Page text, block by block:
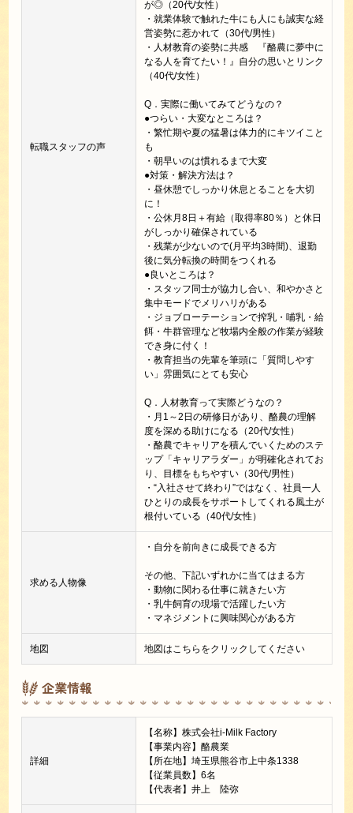
転職スタッフの声
が◎（20代/女性）
・就業体験で触れた牛にも人にも誠実な経
営姿勢に惹かれて（30代/男性）
・人材教育の姿勢に共感 『酪農に夢中に
なる人を育てたい！』自分の思いとリンク
（40代/女性）
Q．実際に働いてみてどうなの？
●つらい・大変なところは？
・繁忙期や夏の猛暑は体力的にキツイこと
も
・朝早いのは慣れるまで大変
●対策・解決方法は？
・昼休憩でしっかり休息とることを大切
に！
・公休月8日＋有給（取得率80％）と休日
がしっかり確保されている
・残業が少ないので(月平均3時間)、退勤
後に気分転換の時間をつくれる
●良いところは？
・スタッフ同士が協力し合い、和やかさと
集中モードでメリハリがある
・ジョブローテーションで搾乳・哺乳・給
餌・牛群管理など牧場内全般の作業が経験
でき身に付く！
・教育担当の先輩を筆頭に「質問しやす
い」雰囲気にとても安心
Q．人材教育って実際どうなの？
・月1～2日の研修日があり、酪農の理解
度を深める助けになる（20代/女性）
・酪農でキャリアを積んでいくためのステ
ップ「キャリアラダー」が明確化されてお
り、目標をもちやすい（30代/男性）
・“入社させて終わり”ではなく、社員一人
ひとりの成長をサポートしてくれる風土が
根付いている（40代/女性）
求める人物像
・自分を前向きに成長できる方
その他、下記いずれかに当てはまる方
・動物に関わる仕事に就きたい方
・乳牛飼育の現場で活躍したい方
・マネジメントに興味関心がある方
地図 地図はこちらをクリックしてください
企業情報
詳細
【名称】株式会社i-Milk Factory
【事業内容】酪農業
【所在地】埼玉県熊谷市上中条1338
【従業員数】6名
【代表者】井上 陸弥